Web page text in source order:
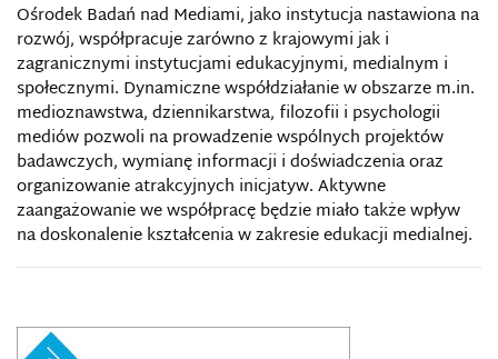
Ośrodek Badań nad Mediami, jako instytucja nastawiona na
rozwój, współpracuje zarówno z krajowymi jak i
zagranicznymi instytucjami edukacyjnymi, medialnym i
społecznymi. Dynamiczne współdziałanie w obszarze m.in.
medioznawstwa, dziennikarstwa, filozofii i psychologii
mediów pozwoli na prowadzenie wspólnych projektów
badawczych, wymianę informacji i doświadczenia oraz
organizowanie atrakcyjnych inicjatyw. Aktywne
zaangażowanie we współpracę będzie miało także wpływ
na doskonalenie kształcenia w zakresie edukacji medialnej.